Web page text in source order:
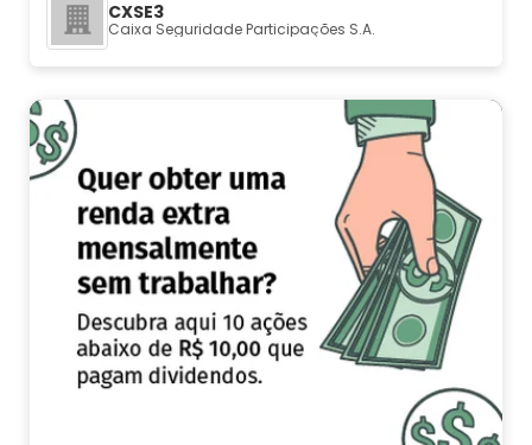
CXSE3
Caixa Seguridade Participações S.A.